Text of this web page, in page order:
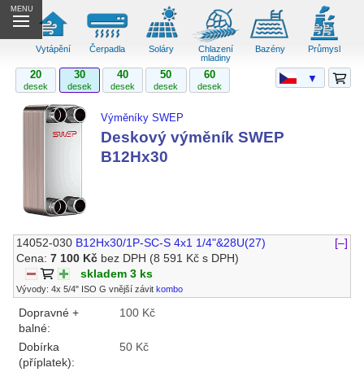
MENU
Vytápění Čerpadla Soláry
Chlazení
mladiny
Bazény Průmysl
20
desek
30
desek
40
desek
50
desek
60
desek
Výměníky SWEP
Deskový výměník SWEP
B12Hx30
14052-030 B12Hx30/1P-SC-S 4x1 1/4"&28U(27)
[–]
Cena:7 100 Kč bez DPH (8 591 Kč s DPH)
skladem 3 ks
Vývody: 4x 5/4" ISO G vnější závitkombo
Dopravné +
balné:
100 Kč
Dobírka
(příplatek):
50 Kč
▼